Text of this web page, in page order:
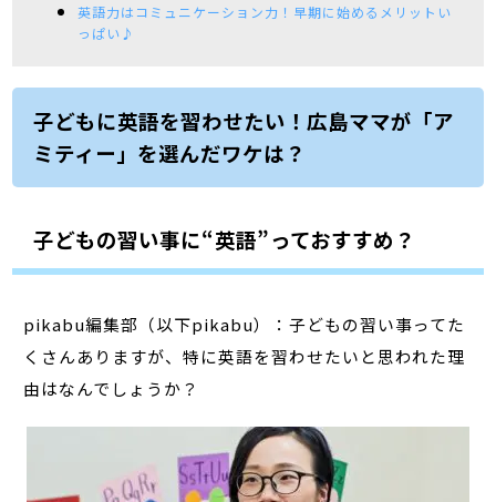
英語力はコミュニケーション力！早期に始めるメリットい
っぱい♪
子どもに英語を習わせたい！広島ママが「ア
ミティー」を選んだワケは？
子どもの習い事に“英語”っておすすめ？
pikabu編集部（以下pikabu）：子どもの習い事ってた
くさんありますが、特に英語を習わせたいと思われた理
由はなんでしょうか？